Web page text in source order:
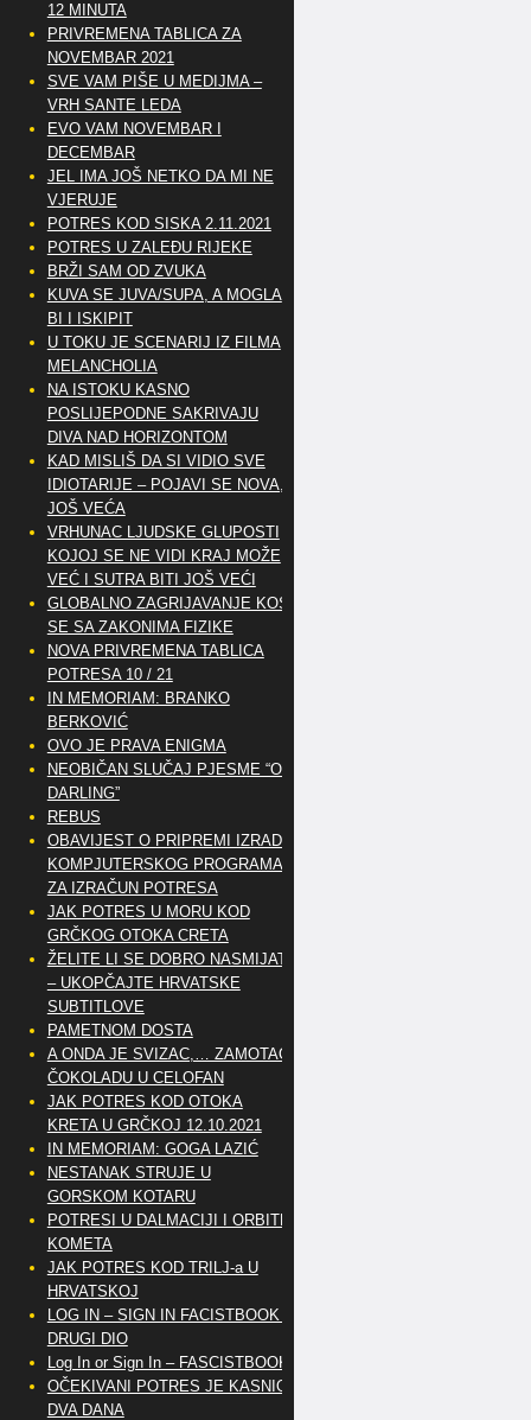
12 MINUTA
PRIVREMENA TABLICA ZA
NOVEMBAR 2021
SVE VAM PIŠE U MEDIJMA –
VRH SANTE LEDA
EVO VAM NOVEMBAR I
DECEMBAR
JEL IMA JOŠ NETKO DA MI NE
VJERUJE
POTRES KOD SISKA 2.11.2021
POTRES U ZALEĐU RIJEKE
BRŽI SAM OD ZVUKA
KUVA SE JUVA/SUPA, A MOGLA
BI I ISKIPIT
U TOKU JE SCENARIJ IZ FILMA
MELANCHOLIA
NA ISTOKU KASNO
POSLIJEPODNE SAKRIVAJU
DIVA NAD HORIZONTOM
KAD MISLIŠ DA SI VIDIO SVE
IDIOTARIJE – POJAVI SE NOVA,..
JOŠ VEĆA
VRHUNAC LJUDSKE GLUPOSTI
KOJOJ SE NE VIDI KRAJ MOŽE
VEĆ I SUTRA BITI JOŠ VEĆI
GLOBALNO ZAGRIJAVANJE KOSI
SE SA ZAKONIMA FIZIKE
NOVA PRIVREMENA TABLICA
POTRESA 10 / 21
IN MEMORIAM: BRANKO
BERKOVIĆ
OVO JE PRAVA ENIGMA
NEOBIČAN SLUČAJ PJESME “OH
DARLING”
REBUS
OBAVIJEST O PRIPREMI IZRADE
KOMPJUTERSKOG PROGRAMA
ZA IZRAČUN POTRESA
JAK POTRES U MORU KOD
GRČKOG OTOKA CRETA
ŽELITE LI SE DOBRO NASMIJATI
– UKOPČAJTE HRVATSKE
SUBTITLOVE
PAMETNOM DOSTA
A ONDA JE SVIZAC,… ZAMOTAO
ČOKOLADU U CELOFAN
JAK POTRES KOD OTOKA
KRETA U GRČKOJ 12.10.2021
IN MEMORIAM: GOGA LAZIĆ
NESTANAK STRUJE U
GORSKOM KOTARU
POTRESI U DALMACIJI I ORBITE
KOMETA
JAK POTRES KOD TRILJ-a U
HRVATSKOJ
LOG IN – SIGN IN FACISTBOOK –
DRUGI DIO
Log In or Sign In – FASCISTBOOK
OČEKIVANI POTRES JE KASNIO
DVA DANA